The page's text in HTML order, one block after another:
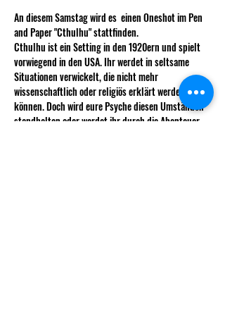
An diesem Samstag wird es  einen Oneshot im Pen
and Paper "Cthulhu" stattfinden.
Cthulhu ist ein Setting in den 1920ern und spielt
vorwiegend in den USA. Ihr werdet in seltsame
Situationen verwickelt, die nicht mehr
wissenschaftlich oder religiös erklärt werden
können. Doch wird eure Psyche diesen Umständen
standhalten oder werdet ihr durch die Abenteuer